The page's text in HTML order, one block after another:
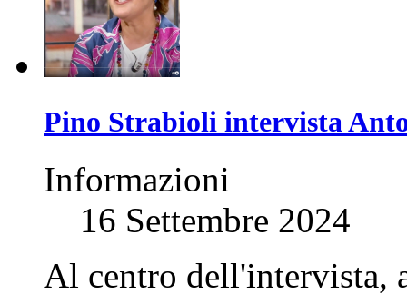
Pino Strabioli intervista
Informazioni
16 Settembre 2024
Al centro dell'intervista,